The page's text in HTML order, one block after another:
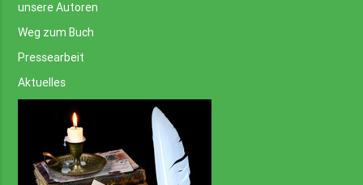
unsere Autoren
Weg zum Buch
Pressearbeit
Aktuelles